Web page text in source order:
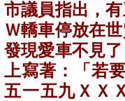
市議員指出，
Ｗ轎車停放在
發現愛車不見
上寫著：「若
五一五九ＸＸ